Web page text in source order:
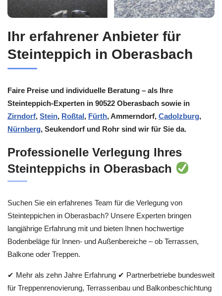
Ihr erfahrener Anbieter für
Steinteppich in Oberasbach
Faire Preise und individuelle Beratung – als Ihre
Steinteppich-Experten in 90522 Oberasbach sowie in
Zirndorf, Stein, Roßtal, Fürth, Ammerndorf, Cadolzburg,
Nürnberg, Seukendorf und Rohr sind wir für Sie da.
Professionelle Verlegung Ihres
Steinteppichs in Oberasbach
Suchen Sie ein erfahrenes Team für die Verlegung von
Steinteppichen in Oberasbach? Unsere Experten bringen
langjährige Erfahrung mit und bieten Ihnen hochwertige
Bodenbeläge für Innen- und Außenbereiche – ob Terrassen,
Balkone oder Treppen.
✔ Mehr als zehn Jahre Erfahrung ✔ Partnerbetriebe bundesweit
für Treppenrenovierung, Terrassenbau und Balkonbeschichtung